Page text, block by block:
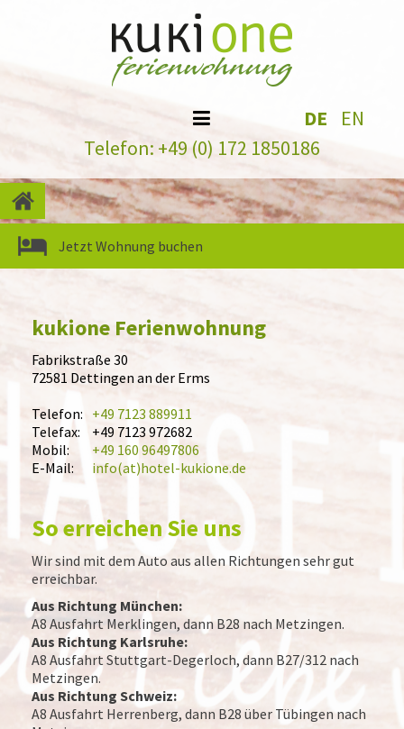
DE
EN
Telefon: +49 (0) 172 1850186
Jetzt Wohnung buchen
kukione Ferienwohnung
Fabrikstraße 30
72581 Dettingen an der Erms
Telefon: +49 7123 889911
Telefax:
+49 7123 972682
Mobil:
+49 160 96497806
E-Mail:
info(at)hotel-kukione.de
So erreichen Sie uns
Wir sind mit dem Auto aus allen Richtungen sehr gut
erreichbar.
Aus Richtung München:
A8 Ausfahrt Merklingen, dann B28 nach Metzingen.
Aus Richtung Karlsruhe:
A8 Ausfahrt Stuttgart-Degerloch, dann B27/312 nach
Metzingen.
Aus Richtung Schweiz:
A8 Ausfahrt Herrenberg, dann B28 über Tübingen nach